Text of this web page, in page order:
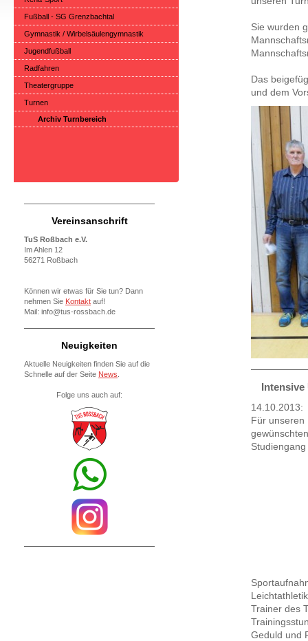
Sie wurden
Das
und dem
14.10.2013:
Für unseren
gewünschten
Trainer des
Geduld und
Fußball - SG Grenzbachtal
Gymnastik / Wirbelsäulengymnastik
Jugendfußball
Radfahren
Theatergruppe
Turnen
Archiv Turnbereich
Vereinsanschrift
TuS Roßbach e.V.
Im Ahlen 12
56271 Roßbach
Können wir etwas für Sie tun? Dann
nehmen Sie Kontakt auf!
Mail: info@tus-rossbach.de
Neuigkeiten
Aktuelle Neuigkeiten finden Sie auf die
Schnelle auf der Seite News
Folge uns auch auf: